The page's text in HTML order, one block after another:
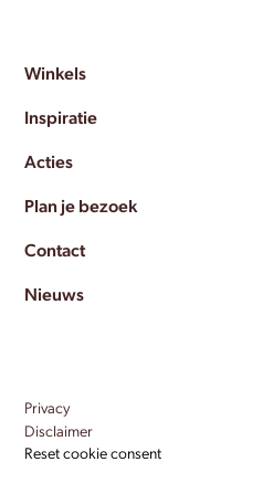
Winkels
Inspiratie
Acties
Plan je bezoek
Contact
Nieuws
Privacy
Disclaimer
Reset cookie consent